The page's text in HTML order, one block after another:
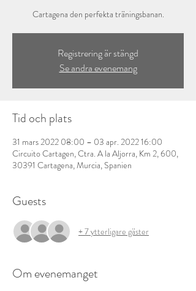
Cartagena den perfekta träningsbanan.
Registrering är stängd
Se andra evenemang
Tid och plats
31 mars 2022 08:00 – 03 apr. 2022 16:00
Circuito Cartagen, Ctra. A la Aljorra, Km 2, 600,
30391 Cartagena, Murcia, Spanien
Guests
+ 7 ytterligare gäster
Om evenemanget